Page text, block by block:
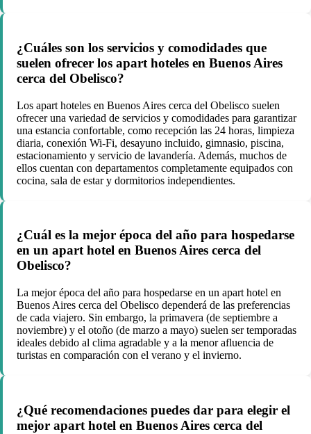
¿Cuáles son los servicios y comodidades que
suelen ofrecer los apart hoteles en Buenos Aires
cerca del Obelisco?
Los apart hoteles en Buenos Aires cerca del Obelisco suelen
ofrecer una variedad de servicios y comodidades para garantizar
una estancia confortable, como recepción las 24 horas, limpieza
diaria, conexión Wi-Fi, desayuno incluido, gimnasio, piscina,
estacionamiento y servicio de lavandería. Además, muchos de
ellos cuentan con departamentos completamente equipados con
cocina, sala de estar y dormitorios independientes.
¿Cuál es la mejor época del año para hospedarse
en un apart hotel en Buenos Aires cerca del
Obelisco?
La mejor época del año para hospedarse en un apart hotel en
Buenos Aires cerca del Obelisco dependerá de las preferencias
de cada viajero. Sin embargo, la primavera (de septiembre a
noviembre) y el otoño (de marzo a mayo) suelen ser temporadas
ideales debido al clima agradable y a la menor afluencia de
turistas en comparación con el verano y el invierno.
¿Qué recomendaciones puedes dar para elegir el
mejor apart hotel en Buenos Aires cerca del